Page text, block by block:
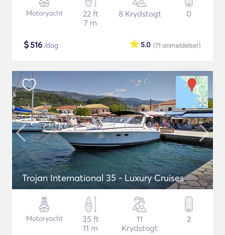
Motoryacht
22 ft
7 m
8 Krydstogt 0
$516 /dag (71 anmeldelser)
5.0
Trojan International 35 - Luxury Cruises
Motoryacht
35 ft
11 m
11
Krydstogt
2